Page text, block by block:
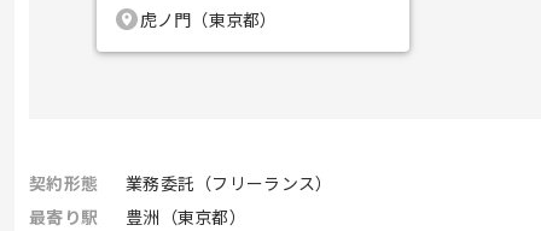
虎ノ門（東京都）
契約形態
業務委託（フリーランス）
最寄り駅
豊洲（東京都）